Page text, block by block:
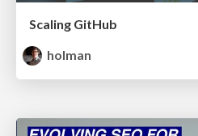
Scaling GitHub
holman